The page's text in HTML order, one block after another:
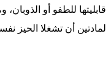
قابليتها للطفو أو الذوبان،
لمادتين أن تشغلا الحيز